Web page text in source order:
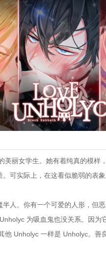
美丽女学生。她有着纯真的模样
。可实际上，在这看似脆弱的表
半人。你有一个可爱的人形，但
为吸血鬼也没关系。因为
他 Unholyc 一样是 Unholyc。善